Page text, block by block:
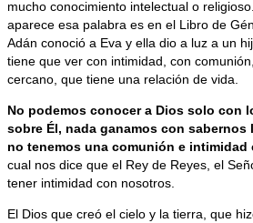
mucho conocimiento intelectual o
aparece esa palabra es en el Libro de
Adán conoció a Eva y ella dio a luz a un
tiene que ver con intimidad, con
cercano, que tiene una relación de vida.
No podemos conocer a Dios solo con
sobre Él, nada ganamos con sabernos
no tenemos una comunión e intimidad
cual nos dice que el Rey de Reyes, el
tener intimidad con nosotros.
El Dios que creó el cielo y la tierra, que